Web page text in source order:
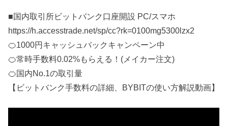
■国内取引所ビットバンク口座開設 PC/スマホ
https://h.accesstrade.net/sp/cc?rk=0100mg5300lzx2
🍊1000円キャッシュバックキャンペーン中
🍊常時手数料0.02%もらえる！(メイカー注文)
🍊国内No.1の取引量
【ビットバンク手数料の詳細、BYBITの使い方解説動画】